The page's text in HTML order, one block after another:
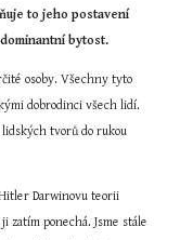
to jeho postavení
bytost.
osoby. Všechny tyto
dobrodinci všech lidí.
Darwinovu teorii
ponechá. Jsme stále